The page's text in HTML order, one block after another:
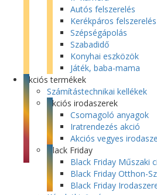
Autós felszerelés
Kerékpáros felszerelés
Szépségápolás
Szabadidő
Konyhai eszközök
Játék, baba-mama
Akciós termékek
Számítástechnikai kellékek
Akciós irodaszerek
Csomagoló anyagok
Iratrendezés akció
Akciós vegyes
Black Friday
Black Friday Műszaki
Black Friday Otthon-
Black Friday